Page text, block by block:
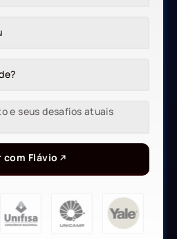
com Flávio